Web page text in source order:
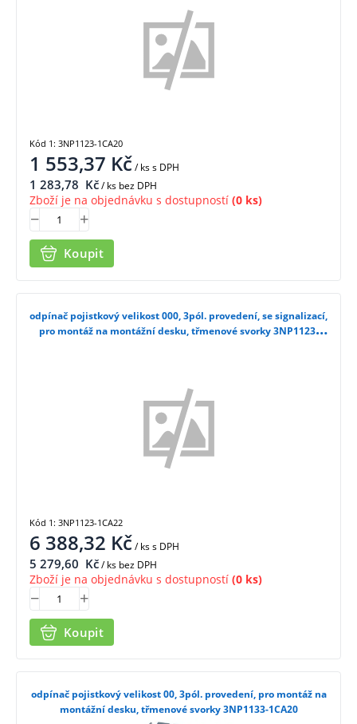
1 553,37 Kč/ kss DPH
1 283,78 Kč/ ks bez DPH
Zboží je na objednávku s dostupností (0 ks)
Koupit
Kód 1: 3NP1123-1CA20
odpínač pojistkový velikost 000, 3pól. provedení, se signalizací,
pro montáž na montážní desku, třmenové svorky 3NP1123-
6 388,32 Kč/ kss DPH
5 279,60 Kč/ ks bez DPH
Zboží je na objednávku s dostupností (0 ks)
Koupit
Kód 1: 3NP1123-1CA22
odpínač pojistkový velikost 00, 3pól. provedení, pro montáž na
montážní desku, třmenové svorky 3NP1133-1CA20